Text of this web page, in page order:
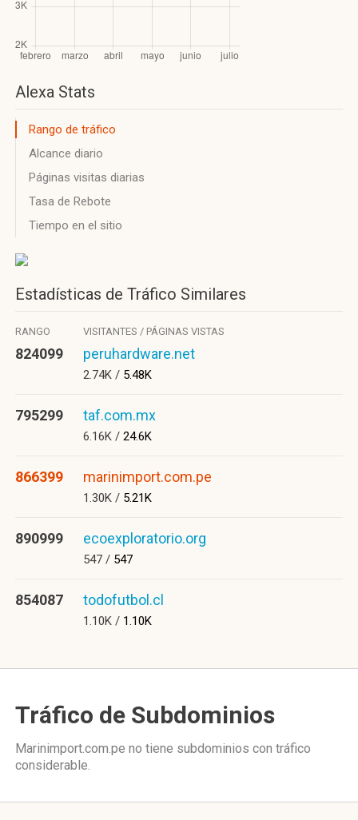
Alexa Stats
Rango de tráfico
Alcance diario
Páginas visitas diarias
Tasa de Rebote
Tiempo en el sitio
Estadísticas de Tráfico Similares
RANGO VISITANTES / PÁGINAS VISTAS
824099 peruhardware.net
2.74K / 5.48K
795299 taf.com.mx
6.16K / 24.6K
866399 marinimport.com.pe
1.30K / 5.21K
890999 ecoexploratorio.org
547 / 547
854087 todofutbol.cl
1.10K / 1.10K
Tráfico de Subdominios
Marinimport.com.pe no tiene subdominios con tráfico
considerable.